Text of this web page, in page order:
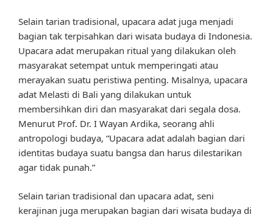
Selain tarian tradisional, upacara adat juga menjadi
bagian tak terpisahkan dari wisata budaya di Indonesia.
Upacara adat merupakan ritual yang dilakukan oleh
masyarakat setempat untuk memperingati atau
merayakan suatu peristiwa penting. Misalnya, upacara
adat Melasti di Bali yang dilakukan untuk
membersihkan diri dan masyarakat dari segala dosa.
Menurut Prof. Dr. I Wayan Ardika, seorang ahli
antropologi budaya, “Upacara adat adalah bagian dari
identitas budaya suatu bangsa dan harus dilestarikan
agar tidak punah.”
Selain tarian tradisional dan upacara adat, seni
kerajinan juga merupakan bagian dari wisata budaya di